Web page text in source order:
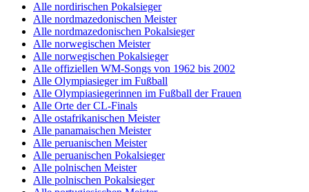
Alle nordirischen Pokalsieger
Alle nordmazedonischen Meister
Alle nordmazedonischen Pokalsieger
Alle norwegischen Meister
Alle norwegischen Pokalsieger
Alle offiziellen WM-Songs von 1962 bis 2002
Alle Olympiasieger im Fußball
Alle Olympiasiegerinnen im Fußball der Frauen
Alle Orte der CL-Finals
Alle ostafrikanischen Meister
Alle panamaischen Meister
Alle peruanischen Meister
Alle peruanischen Pokalsieger
Alle polnischen Meister
Alle polnischen Pokalsieger